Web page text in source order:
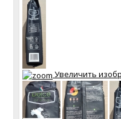
Увеличить